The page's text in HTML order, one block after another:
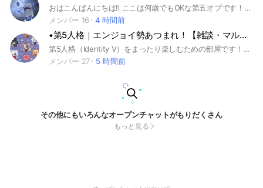
おはこんばんにちは‼️ ここは何歳でもOKな第五オプです！ 年齢制限ありません!!誰でもどうぞ！ ・分からない事や🤷‍♀️ ・敵さんの倒し方のコツ💡 ・自慢したり✨ ・協力してくれる人を募集したりする こういう為のオプです！ 是非「手記の加筆」ハマってる方々 是非どうぞ起こし下さい〜‼️ 待ってます🫶 #第五 #第五人格
メンバー 16
4 時間前
•第5人格｜エンジョイ勢あつまれ！【雑談・マルチ】
第5人格（Identity V）をまったり楽しむための部屋です！ ランク戦で疲れた時や、誰かと楽しくマルチ・協力狩りをしたい時、気軽に声をかけてください。 • 初心者さん大歓迎！（ルールが分からなくてもOK） • 勝敗にこだわらず、楽しくプレイ！ • 雑談だけでもOK！ 勝ち負けよりも「楽しく遊ぶこと」を一番に考えています。 「自分、下手だけど大丈夫かな…？」と迷っている方も、まずは気軽に入ってみてくださいね！ #第5人格 #IdentityV #第五人格 #エンジョイ勢 #初心者歓迎 #雑談 #マルチ募集 #協力狩り #まったり #2vs8
メンバー 27
5 時間前
その他にもいろんなオープンチャットがもりだくさん
もっと見る